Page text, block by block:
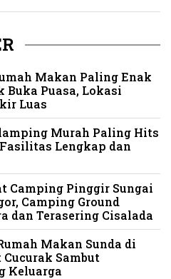
Makan Paling Enak
Buka Puasa, Lokasi
Luas
Murah Paling Hits
Lengkap dan
Camping Pinggir Sungai
Camping Ground
dan Terasering Cisalada
Makan Sunda di
Cucurak Sambut
Keluarga